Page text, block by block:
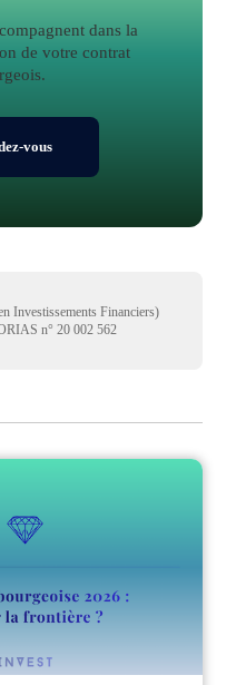
dans la
de votre contrat
vous
Investissements Financiers)
n° 20 002 562